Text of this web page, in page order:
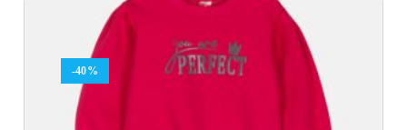
29.00€.
17.40€.
-40%